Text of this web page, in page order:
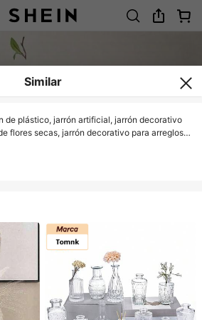
Similar
de plástico, jarrón artificial, jarrón decorativo
flores secas, jarrón decorativo para arreglos
de arte, decoración del hogar, decoración de
del Día de San Valentín, cumpleaños,
de habitación, jarrón de vidrio